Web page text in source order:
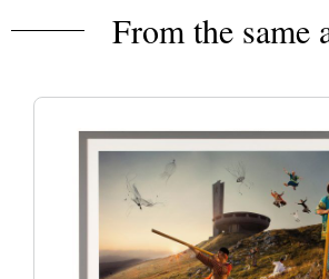
From the same